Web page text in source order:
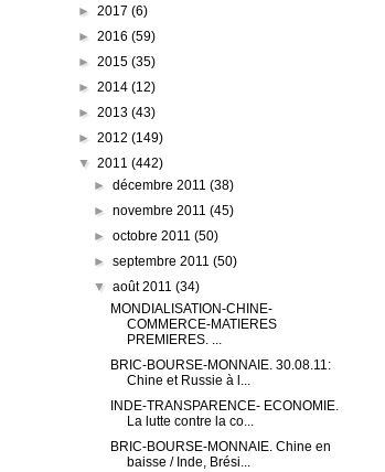
► 2017 (6)
► 2016 (59)
► 2015 (35)
► 2014 (12)
► 2013 (43)
► 2012 (149)
▼ 2011 (442)
►décembre 2011(38)
►novembre 2011(45)
►octobre 2011(50)
►septembre 2011(50)
▼août 2011(34)
MONDIALISATION-CHINE-
COMMERCE-MATIERES
PREMIERES. ...
BRIC-BOURSE-MONNAIE. 30.08.11:
Chine et Russie à l...
INDE-TRANSPARENCE- ECONOMIE.
La lutte contre la co...
BRIC-BOURSE-MONNAIE. Chine en
baisse / Inde, Brési...